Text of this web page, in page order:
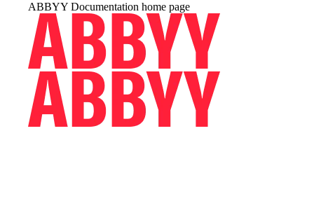
ABBYY Documentation home page